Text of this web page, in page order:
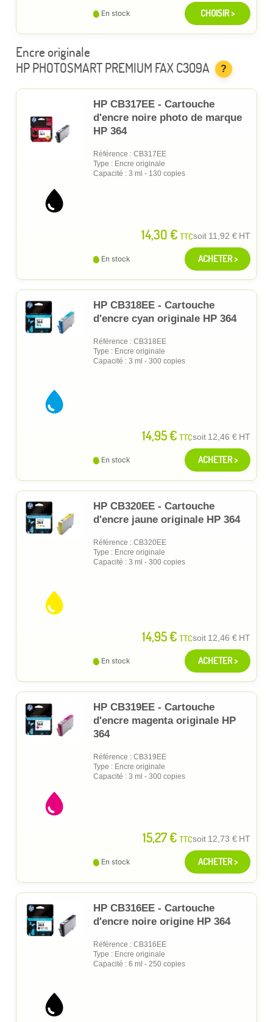
En stock CHOISIR >
Encre originale
HP PHOTOSMART PREMIUM FAX C309A
?
HP CB317EE - Cartouche
d'encre noire photo de marque
HP 364
Référence : CB317EE
Type : Encre originale
Capacité : 3 ml - 130 copies
14,30 € TTCsoit 11,92 € HT
En stock ACHETER >
HP CB318EE - Cartouche
d'encre cyan originale HP 364
Référence : CB318EE
Type : Encre originale
Capacité : 3 ml - 300 copies
14,95 € TTCsoit 12,46 € HT
En stock ACHETER >
HP CB320EE - Cartouche
d'encre jaune originale HP 364
Référence : CB320EE
Type : Encre originale
Capacité : 3 ml - 300 copies
14,95 € TTCsoit 12,46 € HT
En stock ACHETER >
HP CB319EE - Cartouche
d'encre magenta originale HP
364
Référence : CB319EE
Type : Encre originale
Capacité : 3 ml - 300 copies
15,27 € TTCsoit 12,73 € HT
En stock ACHETER >
HP CB316EE - Cartouche
d'encre noire origine HP 364
Référence : CB316EE
Type : Encre originale
Capacité : 6 ml - 250 copies